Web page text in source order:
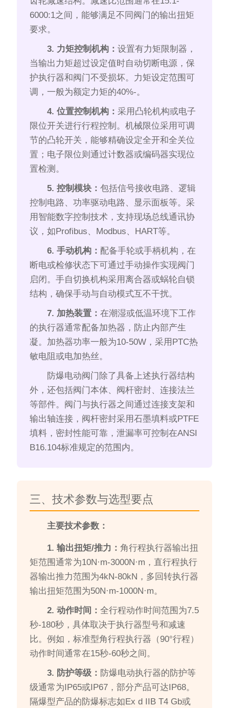
6000:1之间，能够满足不同阀门的输出扭矩
要求。
3. 力矩控制机构：设置有力矩限制器，
当输出力矩超过设定值时自动切断电源，保
护执行器和阀门不受损坏。力矩设定范围可
调，一般为额定力矩的40%-。
4. 位置控制机构： 采用凸轮机构或电子
限位开关进行行程控制。机械限位采用可调
节的凸轮开关，能够精确设定全开和全关位
置；电子限位则通过计数器或编码器实现位
置检测。
5. 控制模块：包括信号接收电路、逻辑
控制电路、功率驱动电路、显示面板等。采
用智能数字控制技术，支持现场总线通讯协
议，如Profibus、Modbus、HART等。
6. 手动机构： 配备手轮或手柄机构，在
断电或检修状态下可通过手动操作实现阀门
启闭。手自切换机构采用离合器或蜗轮自锁
结构，确保手动与自动模式互不干扰。
7. 加热装置：在潮湿或低温环境下工作
的执行器通常配备加热器，防止内部产生
凝。加热器功率一般为10-50W，采用PTC热
敏电阻或电加热丝。
防爆电动阀门除了具备上述执行器结构
外，还包括阀门本体、阀杆密封、连接法兰
等部件。阀门与执行器之间通过连接支架和
输出轴连接，阀杆密封采用石墨填料或PTFE
填料，密封性能可靠，泄漏率可控制在ANSI
B16.104标准规定的范围内。
三、技术参数与选型要点
主要技术参数：
1. 输出扭矩/推力：角行程执行器输出扭
矩范围通常为10N·m-3000N·m，直行程执行
器输出推力范围为4kN-80kN，多回转执行器
输出扭矩范围为50N·m-1000N·m。
2. 动作时间：全行程动作时间范围为7.5
秒-180秒，具体取决于执行器型号和减速
比。例如，标准型角行程执行器（90°行程）
动作时间通常在15秒-60秒之间。
3. 防护等级： 防爆电动执行器的防护等
级通常为IP65或IP67，部分产品可达IP68。
隔爆型产品的防爆标志如Ex d IIB T4 Gb或